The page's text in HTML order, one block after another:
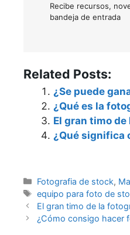
Recibe recursos,
bandeja de entrada
Related Posts:
¿Se puede
¿Qué es la
El gran timo
¿Qué significa
Categorías
Fotografia de stock,
Etiquetas
equipo para foto de
Navegación
de
El gran timo de la
¿Cómo consigo hacer